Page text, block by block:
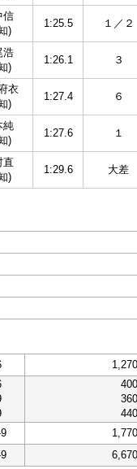
信
)
1:25.5 １／２
浩
)
1:26.1 ３
衣
)
1:27.4 ６
純
)
1:27.6 １
直
)
1:29.6 大差